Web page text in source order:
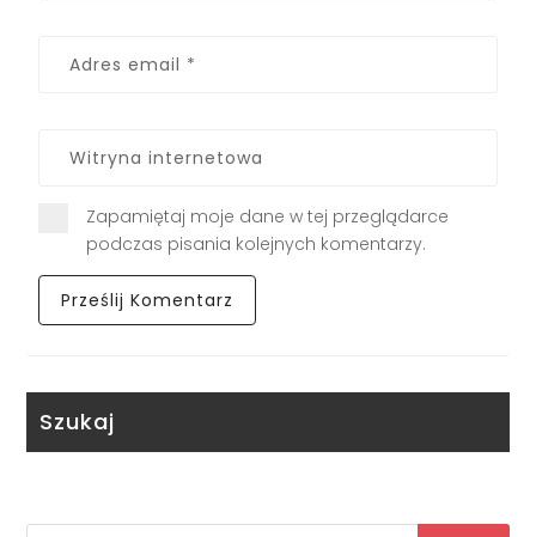
Zapamiętaj moje dane w tej przeglądarce
podczas pisania kolejnych komentarzy.
Szukaj